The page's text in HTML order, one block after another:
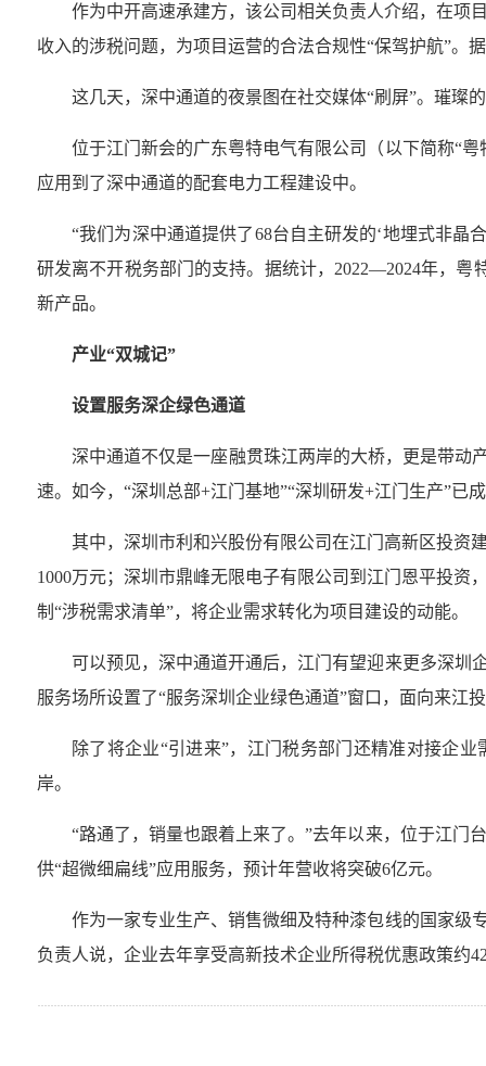
作为中开高速承建方，该公司相关负责人介绍，在项
收入的涉税问题，为项目运营的合法合规性“保驾护航”。
这几天，深中通道的夜景图在社交媒体“刷屏”。璀璨
位于江门新会的广东粤特电气有限公司（以下简称“
应用到了深中通道的配套电力工程建设中。
“我们为深中通道提供了68台自主研发的‘地埋式非晶
研发离不开税务部门的支持。据统计，2022—2024年，
新产品。
产业“双城记”
设置服务深企绿色通道
深中通道不仅是一座融贯珠江两岸的大桥，更是带动
速。如今，“深圳总部+江门基地”“深圳研发+江门生产”已
其中，深圳市利和兴股份有限公司在江门高新区投资
1000万元；深圳市鼎峰无限电子有限公司到江门恩平投
制“涉税需求清单”，将企业需求转化为项目建设的动能。
可以预见，深中通道开通后，江门有望迎来更多深圳
服务场所设置了“服务深圳企业绿色通道”窗口，面向来江
除了将企业“引进来”，江门税务部门还精准对接企
岸。
“路通了，销量也跟着上来了。”去年以来，位于江门
供“超微细扁线”应用服务，预计年营收将突破6亿元。
作为一家专业生产、销售微细及特种漆包线的国家级
负责人说，企业去年享受高新技术企业所得税优惠政策约